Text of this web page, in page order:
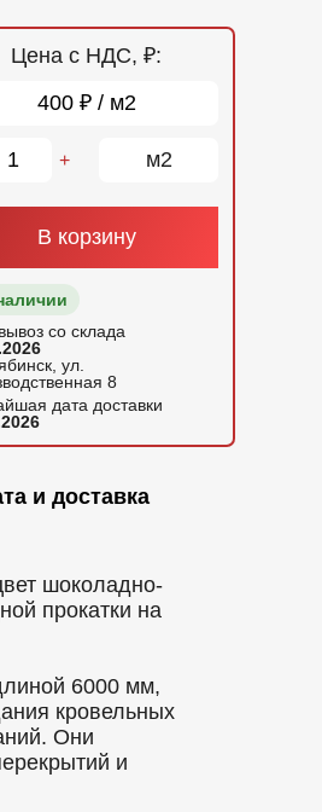
Цена с НДС, ₽:
400 ₽ / м2
+ м2
В корзину
со склада
ул.
8
дата доставки
и доставка
шоколадно-
прокатки на
6000 мм,
кровельных
Они
и